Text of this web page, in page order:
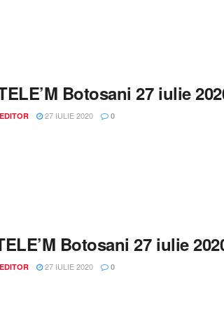
Botosani 27 iulie
EDITOR 27 IULIE 2020 0
Botosani 27 iulie
EDITOR 27 IULIE 2020 0